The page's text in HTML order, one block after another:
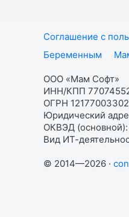
Соглашение с
Беременным
ООО «Мам Софт»
ИНН/КПП
ОГРН
Юридический
ОКВЭД (основной):
Вид ИТ-
© 2014—2026 ·